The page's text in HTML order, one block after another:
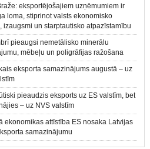
eksportējošajiem uzņēmumiem ir
loma, stiprinot valsts ekonomisko
izaugsmi un starptautisko atpazīstamību
pieaugsi nemetālisko minerālu
mēbeļu un poligrāfijas ražošana
eksporta samazinājums augustā – uz
pieaudzis eksports uz ES valstīm, bet
– uz NVS valstīm
ekonomikas attīstība ES nosaka Latvijas
samazinājumu